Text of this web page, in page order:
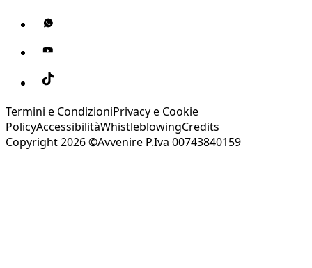
Termini e CondizioniPrivacy e Cookie
PolicyAccessibilitàWhistleblowingCredits
Copyright 2026 ©Avvenire P.Iva 00743840159